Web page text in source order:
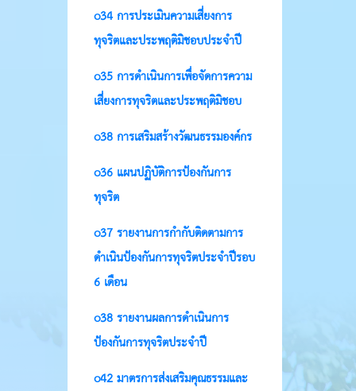
o34 การประเมินความเสี่ยงการ
ทุจริตและประพฤติมิชอบประจำปี
o35 การดำเนินการเพื่อจัดการความ
เสี่ยงการทุจริตและประพฤติมิชอบ
o38 การเสริมสร้างวัฒนธรรมองค์กร
o36 แผนปฏิบัติการป้องกันการ
ทุจริต
o37 รายงานการกำกับติดตามการ
ดำเนินป้องกันการทุจริตประจำปีรอบ
6 เดือน
o38 รายงานผลการดำเนินการ
ป้องกันการทุจริตประจำปี
o42 มาตรการส่งเสริมคุณธรรมและ